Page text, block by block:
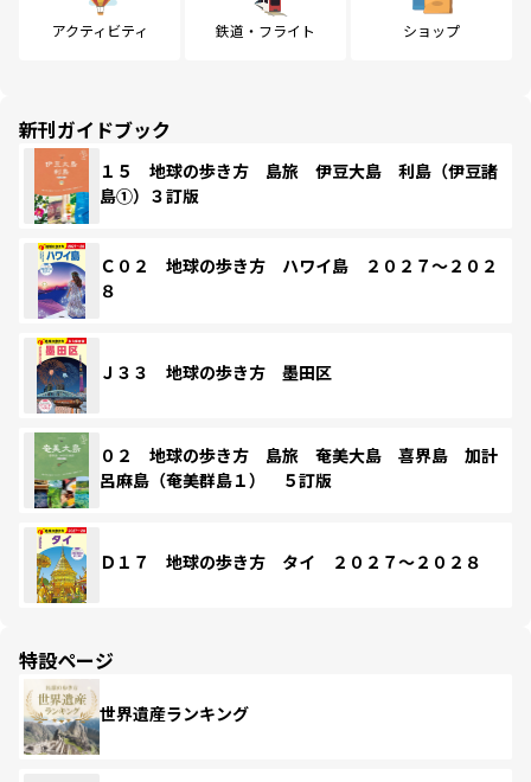
アクティビティ 鉄道・フライト ショップ
新刊ガイドブック
１５ 地球の歩き方 島旅 伊豆大島 利島（伊豆諸
島①）３訂版
Ｃ０２ 地球の歩き方 ハワイ島 ２０２７～２０２
８
Ｊ３３ 地球の歩き方 墨田区
０２ 地球の歩き方 島旅 奄美大島 喜界島 加計
呂麻島（奄美群島１） ５訂版
Ｄ１７ 地球の歩き方 タイ ２０２７～２０２８
特設ページ
世界遺産ランキング